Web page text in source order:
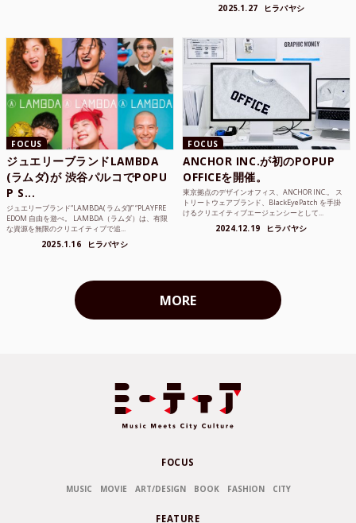
2025.1.27 ヒラバヤシ
FOCUS
ジュエリーブランドLAMBDA
(ラムダ)が 渋谷パルコでPOPU
P S...
ジュエリーブランド“LAMBDA( ラムダ))” “PLAYFRE
EDOM 自由を遊べ。 LAMBDA（ラムダ）は、有限
な資源を無限のクリエイティブで追...
2025.1.16 ヒラバヤシ
FOCUS
ANCHOR INC.が初のPOPUP
OFFICEを開催。
東京拠点のデザインオフィス、ANCHOR INC.。 ス
トリートウェアブランド、BlackEyePatch を手掛
けるクリエイティブエージェンシーとして...
2024.12.19 ヒラバヤシ
MORE
FOCUS
MUSIC MOVIE ART/DESIGN BOOK FASHION CITY
FEATURE